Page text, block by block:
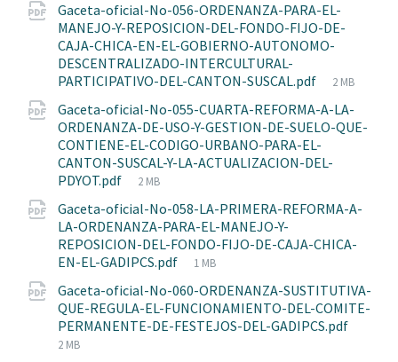
Gaceta-oficial-No-056-ORDENANZA-PARA-EL-
MANEJO-Y-REPOSICION-DEL-FONDO-FIJO-DE-
CAJA-CHICA-EN-EL-GOBIERNO-AUTONOMO-
DESCENTRALIZADO-INTERCULTURAL-
PARTICIPATIVO-DEL-CANTON-SUSCAL.pdf
File
2 MB
Gaceta-oficial-No-055-CUARTA-REFORMA-A-LA-
ORDENANZA-DE-USO-Y-GESTION-DE-SUELO-QUE-
CONTIENE-EL-CODIGO-URBANO-PARA-EL-
CANTON-SUSCAL-Y-LA-ACTUALIZACION-DEL-
PDYOT.pdf
File
2 MB
Gaceta-oficial-No-058-LA-PRIMERA-REFORMA-A-
LA-ORDENANZA-PARA-EL-MANEJO-Y-
REPOSICION-DEL-FONDO-FIJO-DE-CAJA-CHICA-
EN-EL-GADIPCS.pdf
File
1 MB
Gaceta-oficial-No-060-ORDENANZA-SUSTITUTIVA-
QUE-REGULA-EL-FUNCIONAMIENTO-DEL-COMITE-
PERMANENTE-DE-FESTEJOS-DEL-GADIPCS.pdf
2 MB